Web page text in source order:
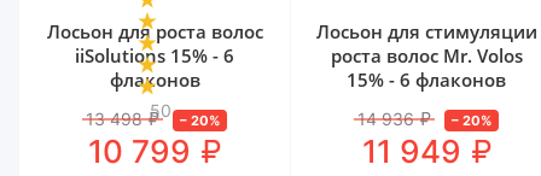
50
Лосьон для роста волос
iiSolutions 15% - 6
флаконов
13 498 ₽ – 20%
10 799 ₽
Лосьон для стимуляции
роста волос Mr. Volos
15% - 6 флаконов
14 936 ₽ – 20%
11 949 ₽